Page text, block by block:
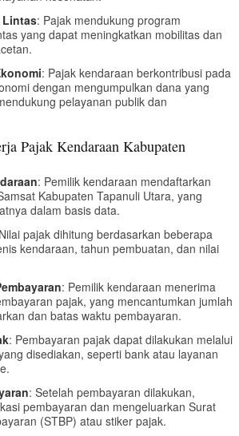
Lintas: Pajak mendukung program
yang dapat meningkatkan mobilitas dan
: Pajak kendaraan berkontribusi pada
dengan mengumpulkan dana yang
pelayanan publik dan
Pajak Kendaraan Kabupaten
: Pemilik kendaraan mendaftarkan
Kabupaten Tapanuli Utara, yang
dalam basis data.
pajak dihitung berdasarkan beberapa
kendaraan, tahun pembuatan, dan nilai
: Pemilik kendaraan menerima
pajak, yang mencantumkan jumlah
dan batas waktu pembayaran.
: Pembayaran pajak dapat dilakukan melalui
disediakan, seperti bank atau layanan
: Setelah pembayaran dilakukan,
pembayaran dan mengeluarkan Surat
(STBP) atau stiker pajak.